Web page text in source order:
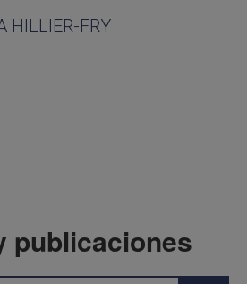
HILLIER-FRY
publicaciones